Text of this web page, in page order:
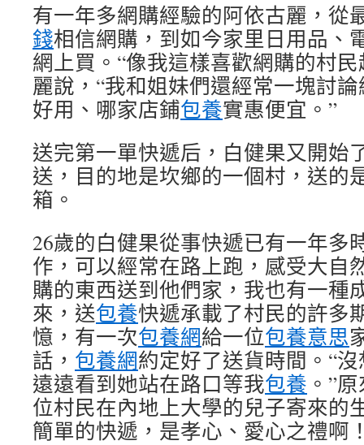
有一年多網購經驗的阿依古麗，從
錢相信網購，到如今家里日用品、
網上買。“像我這樣喜歡網購的村
麗說，“我和姐妹們還經常一塊討
好用、哪家店鋪包養實惠便宜。”
送完第一單快遞后，白健果又開始
送，目的地是坎鄉的一個村，送的
箱。
26歲的白健果從事快遞已有一年多
作，可以經常在路上跑，感受大自
購的東西送到他們家，我也有一種
來，送包養快遞承載了村民的許多
憶，有一次包養網給一位包養意思
話， 包養網約定好了送貨時間。“
遠遠看到她站在路口等我包養 。”
位村民在內地上大學的兒子寄來的
簡單的快遞，是孝心、愛心之禮啊